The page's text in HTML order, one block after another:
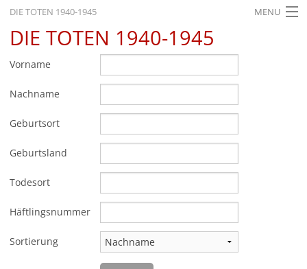
DIE TOTEN 1940-1945 MENU
STARTSEITE
AKTUELLES
AUSSTELLUNGEN
GESCHICHTE
BILDUNG
FORSCHUNG
SERVICE
ZurückGebärdensprache Leichte Sprache
DIE TOTEN 1940-1945
Vorname
Nachname
Geburtsort
Geburtsland
Todesort
Häftlingsnummer
Sortierung